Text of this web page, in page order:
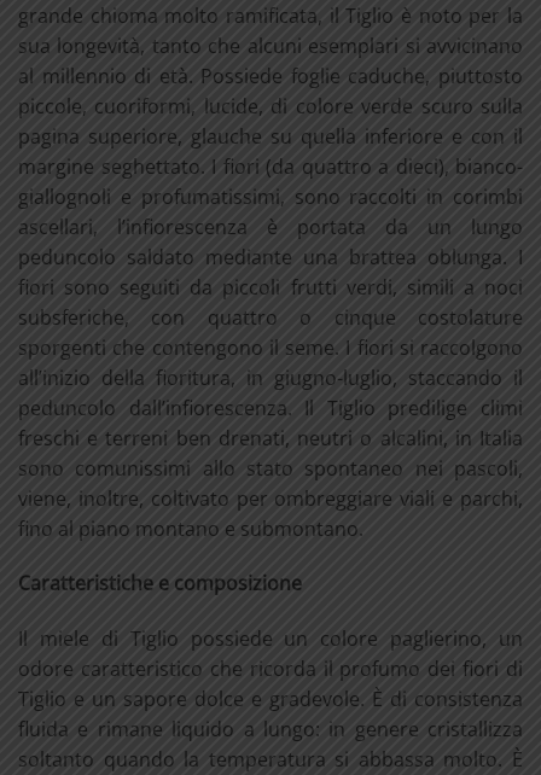
grande chioma molto ramificata, il Tiglio è noto per la
sua longevità, tanto che alcuni esemplari si avvicinano
al millennio di età. Possiede foglie caduche, piuttosto
piccole, cuoriformi, lucide, di colore verde scuro sulla
pagina superiore, glauche su quella inferiore e con il
margine seghettato. I fiori (da quattro a dieci), bianco-
giallognoli e profumatissimi, sono raccolti in corimbi
ascellari, l’infiorescenza è portata da un lungo
peduncolo saldato mediante una brattea oblunga. I
fiori sono seguiti da piccoli frutti verdi, simili a noci
subsferiche, con quattro o cinque costolature
sporgenti che contengono il seme. I fiori si raccolgono
all’inizio della fioritura, in giugno-luglio, staccando il
peduncolo dall’infiorescenza. Il Tiglio predilige climi
freschi e terreni ben drenati, neutri o alcalini, in Italia
sono comunissimi allo stato spontaneo nei pascoli,
viene, inoltre, coltivato per ombreggiare viali e parchi,
fino al piano montano e submontano.
Caratteristiche e composizione
Il miele di Tiglio possiede un colore paglierino, un
odore caratteristico che ricorda il profumo dei fiori di
Tiglio e un sapore dolce e gradevole. È di consistenza
fluida e rimane liquido a lungo: in genere cristallizza
soltanto quando la temperatura si abbassa molto. È